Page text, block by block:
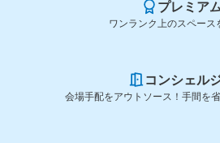
プレミア
ワンランク上のスペース
コンシェル
会場手配をアウトソース！手間を